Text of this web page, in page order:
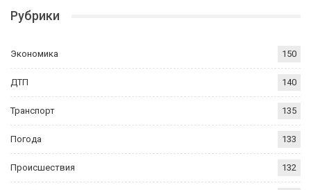
Рубрики
Экономика 150
ДТП 140
Транспорт 135
Погода 133
Происшествия 132